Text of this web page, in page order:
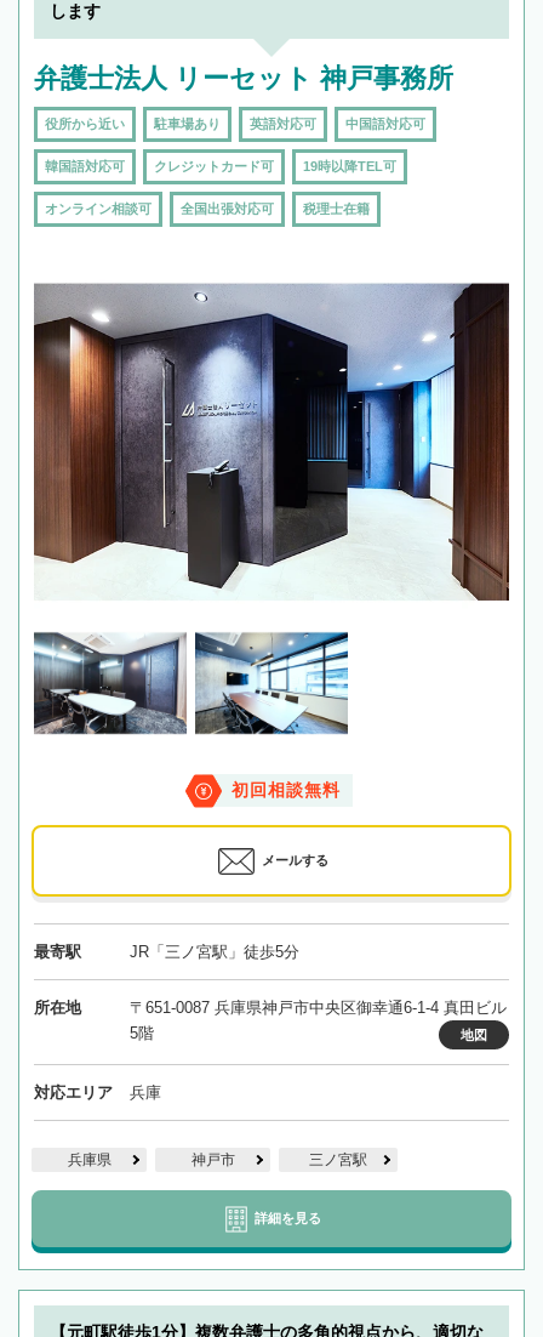
します
弁護士法人 リーセット 神戸事務所
役所から近い 駐車場あり 英語対応可 中国語対応可
韓国語対応可 クレジットカード可 19時以降TEL可
オンライン相談可 全国出張対応可 税理士在籍
初回相談無料
メールする
最寄駅 JR「三ノ宮駅」徒歩5分
所在地
〒651-0087 兵庫県神戸市中央区御幸通6-1-4 真田ビル
5階
地図
対応エリア 兵庫
兵庫県 神戸市 三ノ宮駅
詳細を見る
【元町駅徒歩1分】複数弁護士の多角的視点から、適切な